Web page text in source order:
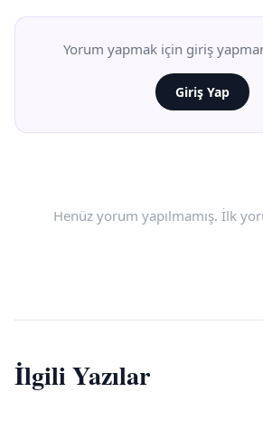
Yorum yapmak için giriş
Giriş Yap
Henüz yorum yapılmamış. İlk
İlgili Yazılar